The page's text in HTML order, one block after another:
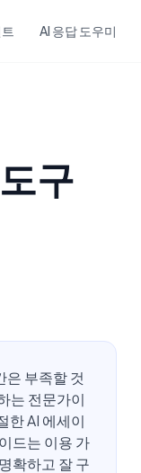
AI 응답 도우미
구
은 부족할 것
는 전문가이
한 AI 에세이
드는 이용 가
확하고 잘 구